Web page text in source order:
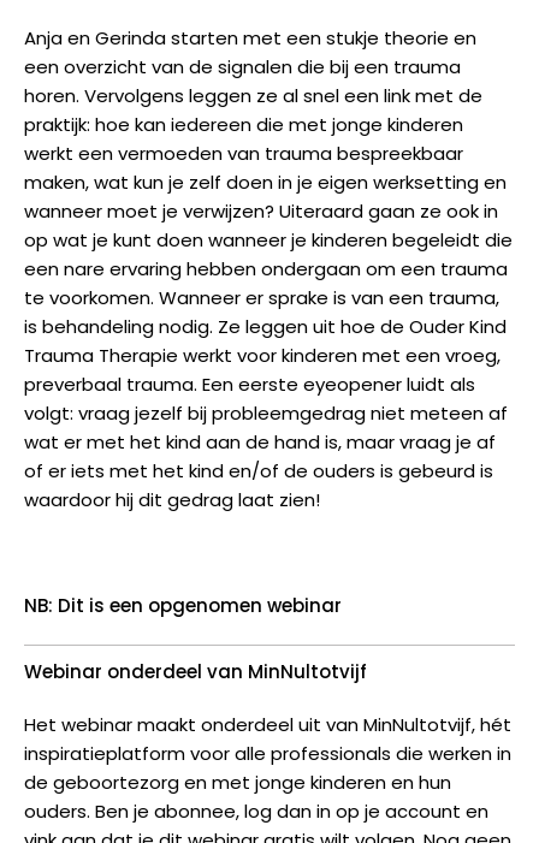
Anja en Gerinda starten met een stukje theorie en
een overzicht van de signalen die bij een trauma
horen. Vervolgens leggen ze al snel een link met de
praktijk: hoe kan iedereen die met jonge kinderen
werkt een vermoeden van trauma bespreekbaar
maken, wat kun je zelf doen in je eigen werksetting en
wanneer moet je verwijzen? Uiteraard gaan ze ook in
op wat je kunt doen wanneer je kinderen begeleidt die
een nare ervaring hebben ondergaan om een trauma
te voorkomen. Wanneer er sprake is van een trauma,
is behandeling nodig. Ze leggen uit hoe de Ouder Kind
Trauma Therapie werkt voor kinderen met een vroeg,
preverbaal trauma. Een eerste eyeopener luidt als
volgt: vraag jezelf bij probleemgedrag niet meteen af
wat er met het kind aan de hand is, maar vraag je af
of er iets met het kind en/of de ouders is gebeurd is
waardoor hij dit gedrag laat zien!
NB: Dit is een opgenomen webinar
Webinar onderdeel van MinNultotvijf
Het webinar maakt onderdeel uit van MinNultotvijf, hét
inspiratieplatform voor alle professionals die werken in
de geboortezorg en met jonge kinderen en hun
ouders. Ben je abonnee, log dan in op je account en